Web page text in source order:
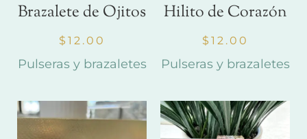
Brazalete de Ojitos
$ 12.00
Pulseras y brazaletes
Hilito de Corazón
$ 12.00
Pulseras y brazaletes